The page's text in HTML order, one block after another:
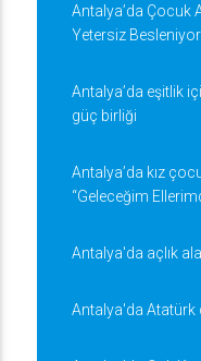
Antalya’da Çocuk
Yetersiz Besleniyor
Antalya’da eşitlik
güç birliği
Antalya’da kız
“Geleceğim
Antalya'da açlık
Antalya'da Atatürk